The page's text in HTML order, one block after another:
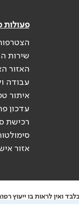
פעולות
שירות
האזור
עבודה
איתור
עדכון
רכישת
אזור
ואין לראות בו ייעוץ